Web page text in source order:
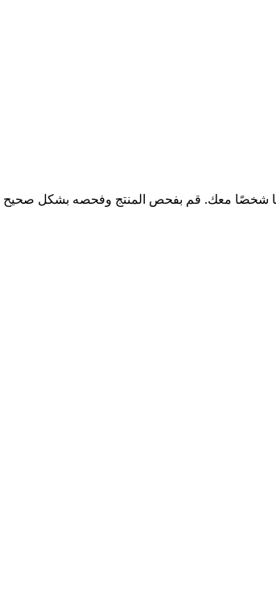
شخصًا معك. قم بفحص المنتج وفحصه بشكل صحيح